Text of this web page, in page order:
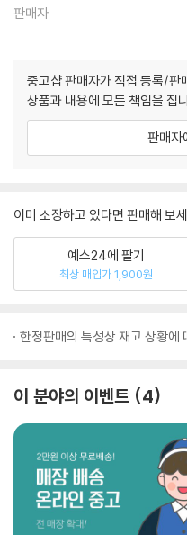
판매자
중고샵 판매자가 직접 등록/판
상품과 내용에 모든 책임을 집
판매자
이미 소장하고 있다면 판매해 보
예스24에 팔기
최상 매입가 1,900원
한정판매의 특성상 재고 상황에
이 분야의 이벤트 4